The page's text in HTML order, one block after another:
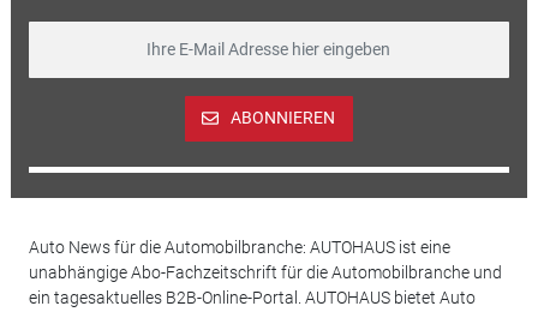
ABONNIEREN
Auto News für die Automobilbranche: AUTOHAUS ist eine
unabhängige Abo-Fachzeitschrift für die Automobilbranche und
ein tagesaktuelles B2B-Online-Portal. AUTOHAUS bietet Auto